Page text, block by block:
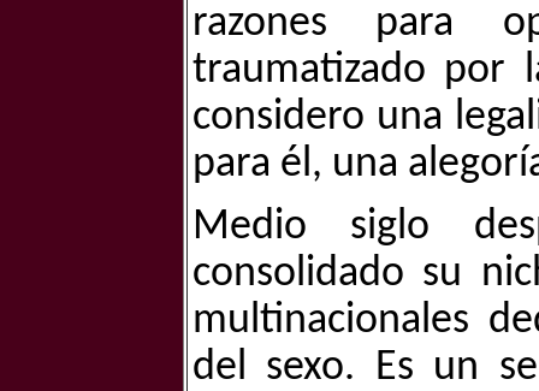
razones para
traumatizado por
considero una
para él, una
Medio siglo
consolidado su
multinacionales
del sexo. Es un